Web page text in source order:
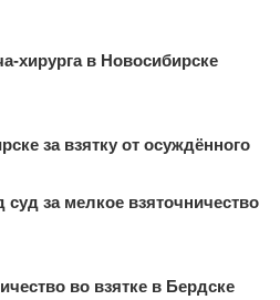
хирурга в Новосибирске
за взятку от осуждённого
за мелкое взяточничество
во взятке в Бердске